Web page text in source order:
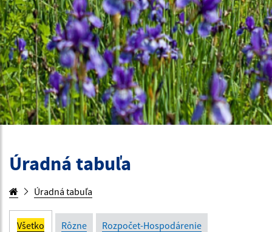
Úradná tabuľa
Úradná tabuľa
Všetko Rôzne Rozpočet-Hospodárenie